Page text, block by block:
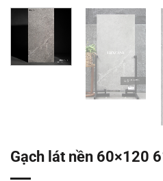
Gạch lát nền 60×120